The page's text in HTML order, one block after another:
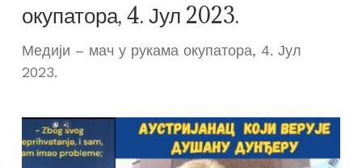
окупатора, 4. Јул 2023.
Медији – мач у рукама окупатора, 4. Јул
2023.